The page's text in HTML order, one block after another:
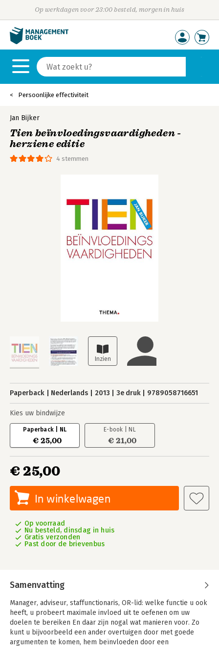
Op werkdagen voor 23:00 besteld, morgen in huis
Persoonlijke effectiviteit
4 stemmen
Jan Bijker
Tien beïnvloedingsvaardigheden -
herziene editie
Paperback Nederlands 2013 3e druk 9789058716651
Kies uw bindwijze
Paperback | NL
€ 25,00
E-book | NL
€ 21,00
€ 25,00
In winkelwagen
Op voorraad
Nu besteld, dinsdag in huis
Gratis verzonden
Past door de brievenbus
Samenvatting
Manager, adviseur, staffunctionaris, OR-lid: welke functie u ook
heeft, u probeert maximale invloed uit te oefenen om uw
doelen te bereiken En daar zijn nogal wat manieren voor. Zo
kunt u bijvoorbeeld een ander overtuigen door met goede
argumenten te komen, hem beïnvloeden door een